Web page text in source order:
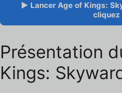
▶ Lancer Age of Kings:
cliquez
Présentation
Kings: